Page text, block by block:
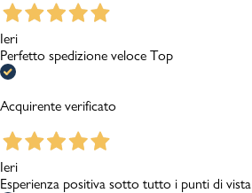
Ieri
Perfetto spedizione veloce Top
Acquirente verificato
Ieri
Esperienza positiva sotto tutto i punti di vista